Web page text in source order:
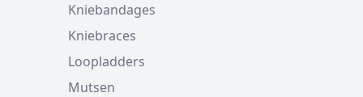
Kniebandages
Kniebraces
Loopladders
Mutsen